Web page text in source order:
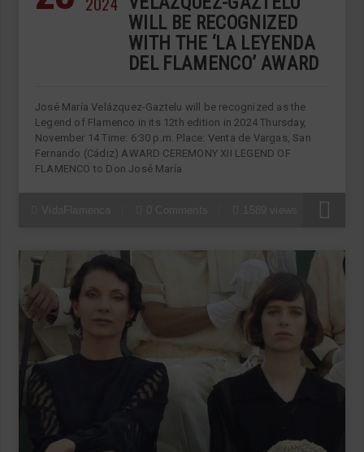
WILL BE RECOGNIZED
WITH THE ‘LA LEYENDA
DEL FLAMENCO’ AWARD
José María Velázquez-Gaztelu will be recognized as the
Legend of Flamenco in its 12th edition in 2024 Thursday,
November 14 Time: 6:30 p.m. Place: Venta de Vargas, San
Fernando (Cádiz) AWARD CEREMONY XII LEGEND OF
FLAMENCO to Don José María